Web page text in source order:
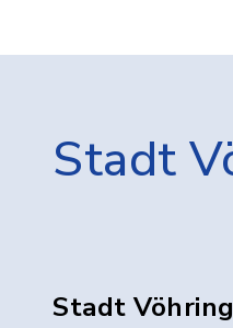
Stadt
Stadt